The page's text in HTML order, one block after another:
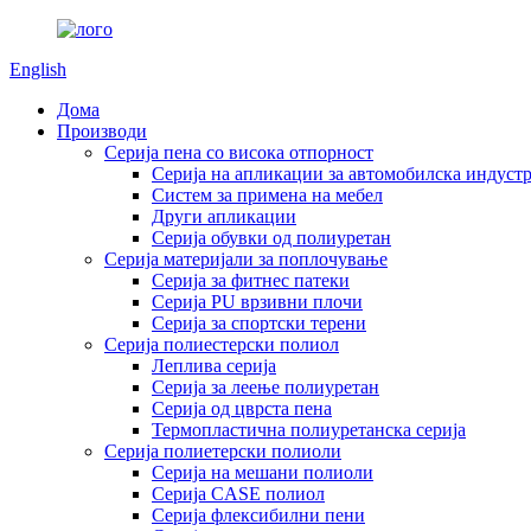
English
Дома
Производи
Серија пена со висока отпорност
Серија на апликации за автомобилска
Систем за примена на мебел
Други апликации
Серија обувки од полиуретан
Серија материјали за поплочување
Серија за фитнес патеки
Серија PU врзивни плочи
Серија за спортски терени
Серија полиестерски полиол
Леплива серија
Серија за леење полиуретан
Серија од цврста пена
Термопластична полиуретанска серија
Серија полиетерски полиоли
Серија на мешани полиоли
Серија CASE полиол
Серија флексибилни пени